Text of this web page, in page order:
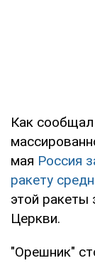
Как сообщал
мая Россия
ракету
этой ракеты
Церкви.
"Орешник"